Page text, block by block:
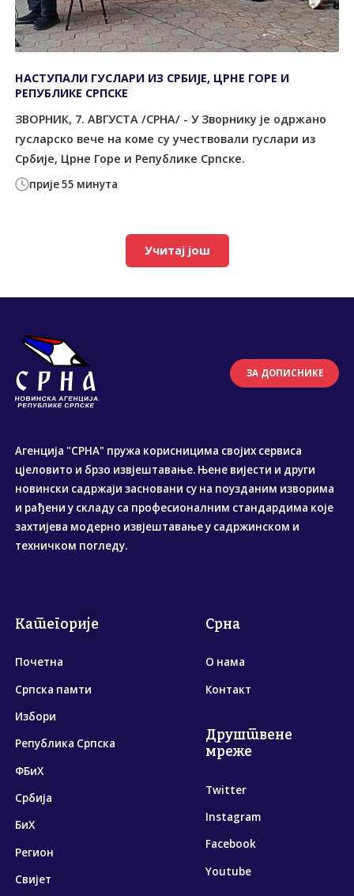
прије 55 минута
НАСТУПАЛИ ГУСЛАРИ ИЗ СРБИЈЕ, ЦРНЕ ГОРЕ И
РЕПУБЛИКЕ СРПСКЕ
ЗВОРНИК, 7. АВГУСТА /СРНА/ - У Зворнику је одржано
гусларско вече на коме су учествовали гуслари из
Србије, Црне Горе и Републике Српске.
Учитај још
ЗА ДОПИСНИКЕ
Агенција "СРНА" пружа корисницима својих сервиса
цјеловито и брзо извјештавање. Њене вијести и други
новински садржаји засновани су на поузданим изворима
и рађени у складу са професионалним стандардима које
захтијева модерно извјештавање у садржинском и
техничком погледу.
Категорије
Почетна
Српска памти
Избори
Република Српска
ФБиХ
Србија
БиХ
Регион
Свијет
Срна
О нама
Контакт
Друштвене
мреже
Twitter
Instagram
Facebook
Youtube